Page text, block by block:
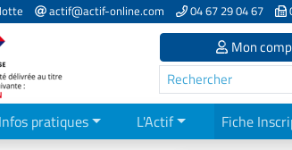
actif@actif-online.com 04 67 29 04 67
Mon
Infos pratiques L'Actif Fiche